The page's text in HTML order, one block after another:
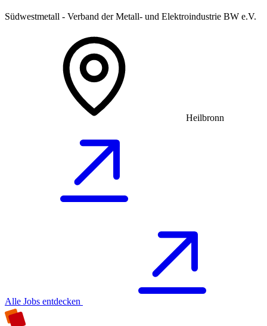
Südwestmetall - Verband der Metall- und Elektroindustrie BW e.V.
Heilbronn
Alle Jobs entdecken